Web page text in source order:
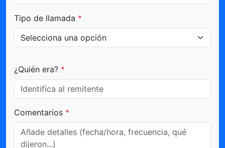
Tipo de llamada *
¿Quién era? *
Comentarios *